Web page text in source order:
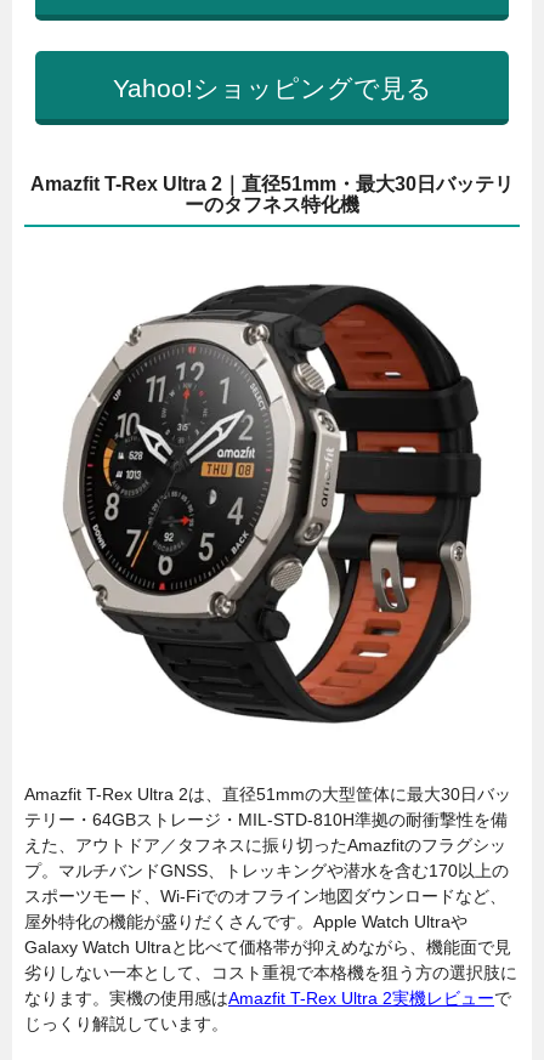
Yahoo!ショッピングで見る
Amazfit T-Rex Ultra 2｜直径51mm・最大30日バッテリ
ーのタフネス特化機
Amazfit T-Rex Ultra 2は、直径51mmの大型筐体に最大30日バッ
テリー・64GBストレージ・MIL-STD-810H準拠の耐衝撃性を備
えた、アウトドア／タフネスに振り切ったAmazfitのフラグシッ
プ。マルチバンドGNSS、トレッキングや潜水を含む170以上の
スポーツモード、Wi-Fiでのオフライン地図ダウンロードなど、
屋外特化の機能が盛りだくさんです。Apple Watch Ultraや
Galaxy Watch Ultraと比べて価格帯が抑えめながら、機能面で見
劣りしない一本として、コスト重視で本格機を狙う方の選択肢に
なります。実機の使用感はAmazfit T-Rex Ultra 2実機レビューで
じっくり解説しています。